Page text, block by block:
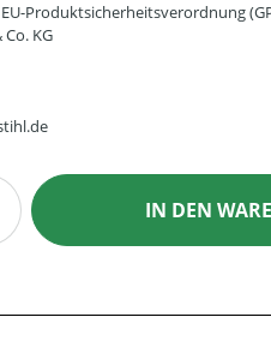
Produktsicherheitsverordnung
KG
Gib den IN DEN